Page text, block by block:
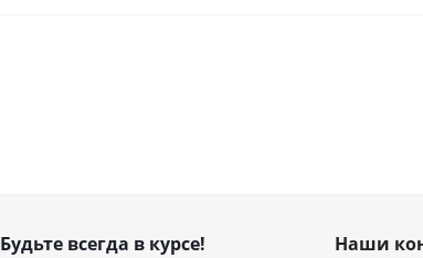
Будьте всегда в курсе!
Наши